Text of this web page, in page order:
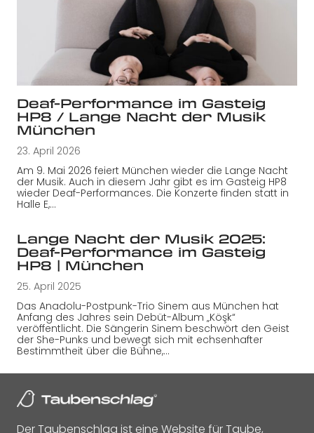
Deaf-Performance im Gasteig
HP8 / Lange Nacht der Musik
München
23. April 2026
Am 9. Mai 2026 feiert München wieder die Lange Nacht
der Musik. Auch in diesem Jahr gibt es im Gasteig HP8
wieder Deaf-Performances. Die Konzerte finden statt in
Halle E,…
Lange Nacht der Musik 2025:
Deaf-Performance im Gasteig
HP8 | München
25. April 2025
Das Anadolu-Postpunk-Trio Sinem aus München hat
Anfang des Jahres sein Debüt-Album „Köşk“
veröffentlicht. Die Sängerin Sinem beschwört den Geist
der She-Punks und bewegt sich mit echsenhafter
Bestimmtheit über die Bühne,…
Der Taubenschlag ist eine Website für Taube,